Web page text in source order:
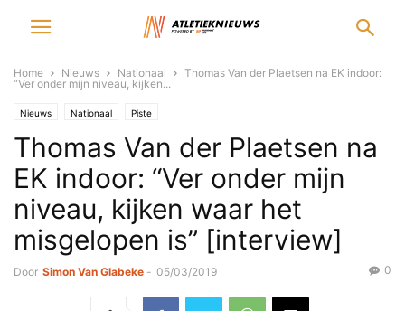
Home Nieuws Nationaal
Thomas Van der Plaetsen na EK indoor:
“Ver onder mijn niveau, kijken...
Nieuws Nationaal Piste
Thomas Van der Plaetsen na
EK indoor: “Ver onder mijn
niveau, kijken waar het
misgelopen is” [interview]
Door Simon Van Glabeke - 05/03/2019 0